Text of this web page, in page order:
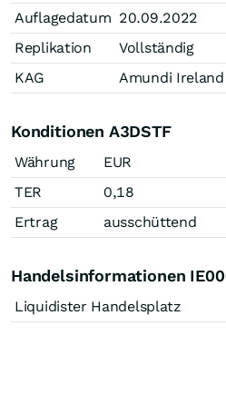
Auflagedatum 20.09.2022
Replikation
Vollständig
KAG
Amundi
Konditionen A3DSTF
Währung
EUR
TER
0,18
Ertrag
ausschüttend
Handelsinformationen
Liquidister Handelsplatz